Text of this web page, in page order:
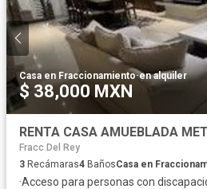
Casa en Fraccionamiento·en alquiler
$ 38,000 MXN
RENTA CASA AMUEBLADA
Fracc Del Rey
3 Recámaras4 BañosCasa en
·Acceso para personas con